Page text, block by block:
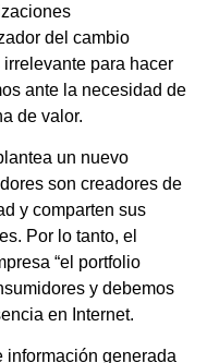
del cambio
para hacer
ante la necesidad de
de valor.
un nuevo
son creadores de
y comparten sus
Por lo tanto, el
“el portfolio
y debemos
en Internet.
información generada